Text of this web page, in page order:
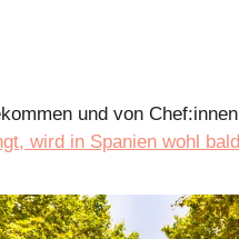
wird in Spanien wohl